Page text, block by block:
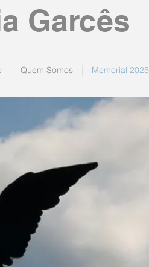
Garcês
Quem Somos Memorial 2025